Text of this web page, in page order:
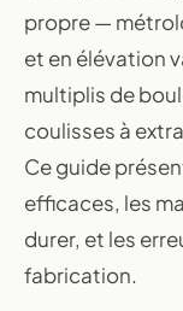
propre —
et en élévation
multiplis de
coulisses à
Ce guide
efficaces, les
durer, et les
fabrication.